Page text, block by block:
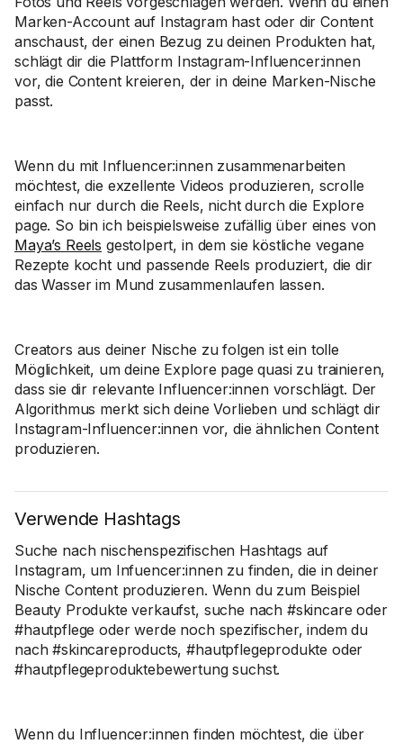
Marken-Account auf Instagram hast oder dir Content
anschaust, der einen Bezug zu deinen Produkten hat,
schlägt dir die Plattform Instagram-Influencer:innen
vor, die Content kreieren, der in deine Marken-Nische
passt.
Wenn du mit Influencer:innen zusammenarbeiten
möchtest, die exzellente Videos produzieren, scrolle
einfach nur durch die Reels, nicht durch die Explore
page. So bin ich beispielsweise zufällig über eines von
Maya’s Reels gestolpert, in dem sie köstliche vegane
Rezepte kocht und passende Reels produziert, die dir
das Wasser im Mund zusammenlaufen lassen.
Creators aus deiner Nische zu folgen ist ein tolle
Möglichkeit, um deine Explore page quasi zu trainieren,
dass sie dir relevante Influencer:innen vorschlägt. Der
Algorithmus merkt sich deine Vorlieben und schlägt dir
Instagram-Influencer:innen vor, die ähnlichen Content
produzieren.
Verwende Hashtags
Suche nach nischenspezifischen Hashtags auf
Instagram, um Infuencer:innen zu finden, die in deiner
Nische Content produzieren. Wenn du zum Beispiel
Beauty Produkte verkaufst, suche nach #skincare oder
#hautpflege oder werde noch spezifischer, indem du
nach #skincareproducts, #hautpflegeprodukte oder
#hautpflegeproduktebewertung suchst.
Wenn du Influencer:innen finden möchtest, die über